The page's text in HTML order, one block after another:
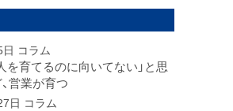
コラム
を育てるのに向いてない」と思
営業が育つ
日 コラム